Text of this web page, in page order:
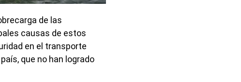
de las
causas de estos
en el transporte
que no han logrado